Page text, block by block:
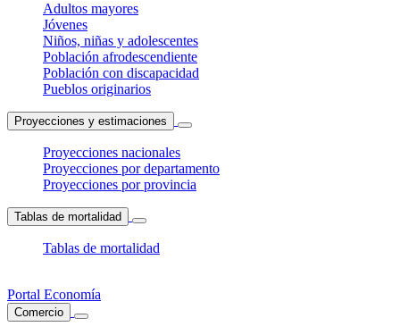
Adultos mayores
Jóvenes
Niños, niñas y adolescentes
Población afrodescendiente
Población con discapacidad
Pueblos originarios
Proyecciones y estimaciones
Proyecciones nacionales
Proyecciones por departamento
Proyecciones por provincia
Tablas de mortalidad
Tablas de mortalidad
Portal Economía
Comercio